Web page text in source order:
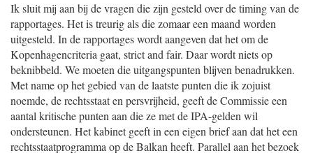
Ik sluit mij aan bij de vragen die zijn gesteld over de timing van de
rapportages. Het is treurig als die zomaar een maand worden
uitgesteld. In de rapportages wordt aangeven dat het om de
Kopenhagencriteria gaat, strict and fair. Daar wordt niets op
beknibbeld. We moeten die uitgangspunten blijven benadrukken.
Met name op het gebied van de laatste punten die ik zojuist
noemde, de rechtsstaat en persvrijheid, geeft de Commissie een
aantal kritische punten aan die ze met de IPA-gelden wil
ondersteunen. Het kabinet geeft in een eigen brief aan dat het een
rechtsstaatprogramma op de Balkan heeft. Parallel aan het bezoek